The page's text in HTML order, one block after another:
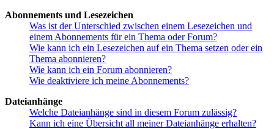
Abonnements und Lesezeichen
Was ist der Unterschied zwischen einem Lesezeichen und
einem Abonnements für ein Thema oder Forum?
Wie kann ich ein Lesezeichen auf ein Thema setzen oder ein
Thema abonnieren?
Wie kann ich ein Forum abonnieren?
Wie deaktiviere ich meine Abonnements?
Dateianhänge
Welche Dateianhänge sind in diesem Forum zulässig?
Kann ich eine Übersicht all meiner Dateianhänge erhalten?